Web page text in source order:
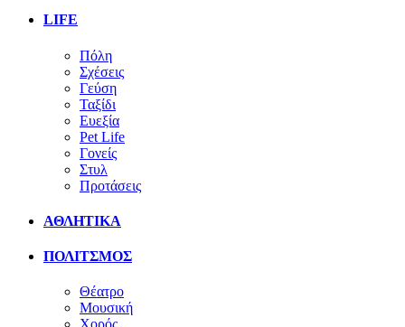
LIFE
Πόλη
Σχέσεις
Γεύση
Ταξίδι
Ευεξία
Pet Life
Γονείς
Στυλ
Προτάσεις
ΑΘΛΗΤΙΚΑ
ΠΟΛΙΤΣΜΟΣ
Θέατρο
Μουσική